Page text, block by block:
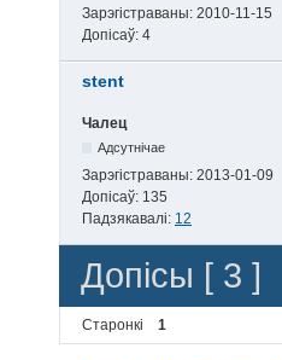
Зарэгістраваны: 2010-11-15
Допісаў: 4
stent
Чалец
Адсутнічае
Зарэгістраваны: 2013-01-09
Допісаў: 135
Падзякавалі: 12
Допісы [ 3 ]
Старонкі 1